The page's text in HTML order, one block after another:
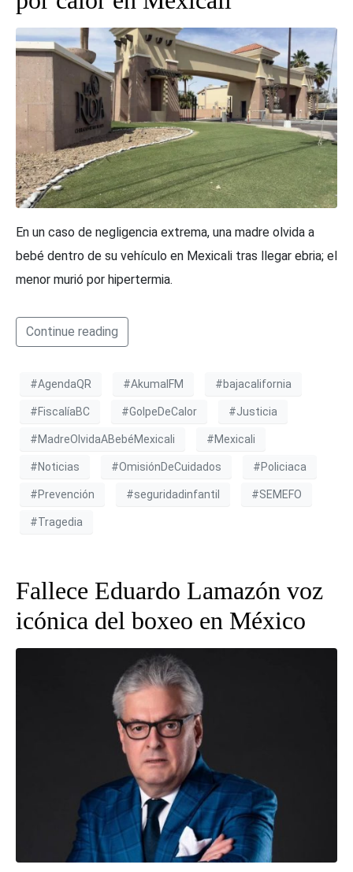
En un caso de negligencia extrema, una madre olvida a
bebé dentro de su vehículo en Mexicali tras llegar ebria; el
menor murió por hipertermia.
Continue reading
#AgendaQR #AkumalFM #bajacalifornia
#FiscalíaBC #GolpeDeCalor #Justicia
#MadreOlvidaABebéMexicali #Mexicali
#Noticias #OmisiónDeCuidados #Policiaca
#Prevención #seguridadinfantil #SEMEFO
#Tragedia
Fallece Eduardo Lamazón voz
icónica del boxeo en México